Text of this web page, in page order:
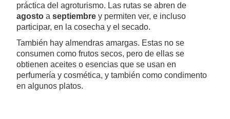
práctica del agroturismo. Las rutas se abren de
agosto a septiembre y permiten ver, e incluso
participar, en la cosecha y el secado.
También hay almendras amargas. Estas no se
consumen como frutos secos, pero de ellas se
obtienen aceites o esencias que se usan en
perfumería y cosmética, y también como condimento
en algunos platos.